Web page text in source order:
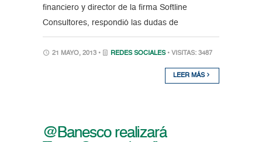
financiero y director de la firma Softline
Consultores, respondió las dudas de
21 MAYO, 2013 • REDES SOCIALES • VISITAS: 3487
LEER MÁS
@Banesco realizará